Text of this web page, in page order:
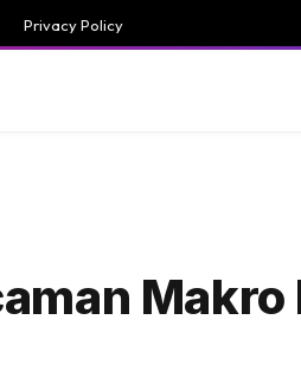
Privacy Policy
Makro